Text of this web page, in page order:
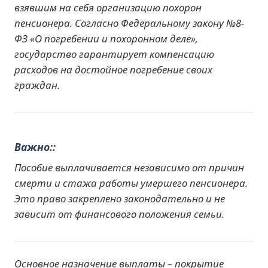
взявшим на себя организацию похорон
пенсионера. Согласно Федеральному закону №8-
ФЗ «О погребении и похоронном деле»,
государство гарантирует компенсацию
расходов на достойное погребение своих
граждан.
Важно:
Пособие выплачивается независимо от причин
смерти и стажа работы умершего пенсионера.
Это право закреплено законодательно и не
зависит от финансового положения семьи.
Основное назначение выплаты – покрытие